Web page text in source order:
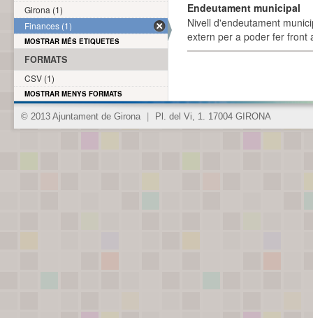
Endeutament municipal
Nivell d'endeutament
extern per a poder fer front
Girona (1)
Finances (1)
MOSTRAR MÉS ETIQUETES
FORMATS
CSV (1)
MOSTRAR MENYS FORMATS
© 2013 Ajuntament de Girona Pl. del Vi, 1. 17004 GIRONA